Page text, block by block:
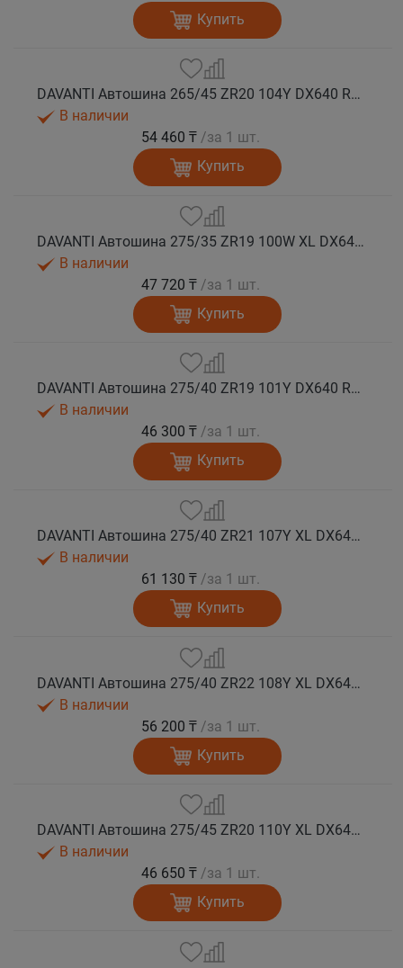
Купить
DAVANTI Автошина 265/45 ZR20 104Y DX640 RPR лето
В наличии
54 460 ₸ /за 1 шт.
Купить
DAVANTI Автошина 275/35 ZR19 100W XL DX640 RPR лето (Таиланд)
В наличии
47 720 ₸ /за 1 шт.
Купить
DAVANTI Автошина 275/40 ZR19 101Y DX640 RPR лето
В наличии
46 300 ₸ /за 1 шт.
Купить
DAVANTI Автошина 275/40 ZR21 107Y XL DX640 RPR лето
В наличии
61 130 ₸ /за 1 шт.
Купить
DAVANTI Автошина 275/40 ZR22 108Y XL DX640 RPR лето
В наличии
56 200 ₸ /за 1 шт.
Купить
DAVANTI Автошина 275/45 ZR20 110Y XL DX640 RPR лето (Таиланд)
В наличии
46 650 ₸ /за 1 шт.
Купить